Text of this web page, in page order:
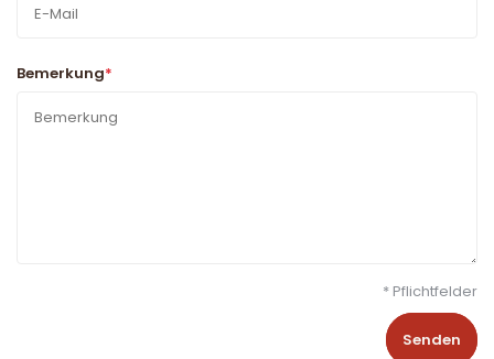
Bemerkung*
* Pflichtfelder
Senden